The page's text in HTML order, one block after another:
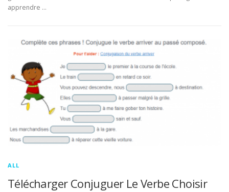
apprendre …
ALL
Télécharger Conjuguer Le Verbe Choisir